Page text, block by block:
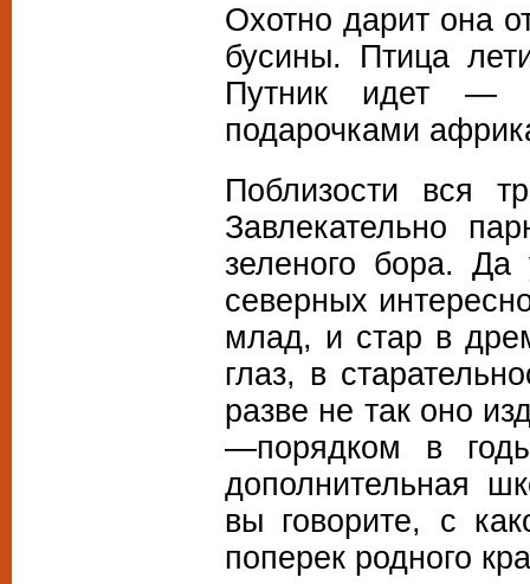
Охотно дарит она
бусины. Птица
Путник идет —
подарочками
Поблизости вся
Завлекательно
зеленого бора.
северных
млад, и стар в
глаз, в
разве не так оно
—порядком в
дополнительная
вы говорите, с
поперек родного